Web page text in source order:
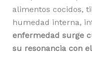
alimentos cocidos,
humedad interna,
enfermedad surge
su resonancia con